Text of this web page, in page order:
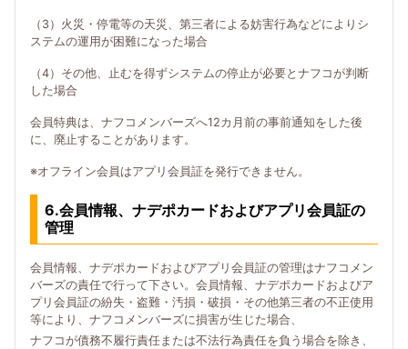
（3）火災・停電等の天災、第三者による妨害行為などによりシ
ステムの運用が困難になった場合
（4）その他、止むを得ずシステムの停止が必要とナフコが判断
した場合
会員特典は、ナフコメンバーズへ12カ月前の事前通知をした後
に、廃止することがあります。
※オフライン会員はアプリ会員証を発行できません。
6.会員情報、ナデポカードおよびアプリ会員証の
管理
会員情報、ナデポカードおよびアプリ会員証の管理はナフコメン
バーズの責任で行って下さい。会員情報、ナデポカードおよびア
プリ会員証の紛失・盗難・汚損・破損・その他第三者の不正使用
等により、ナフコメンバーズに損害が生じた場合、
ナフコが債務不履行責任または不法行為責任を負う場合を除き、